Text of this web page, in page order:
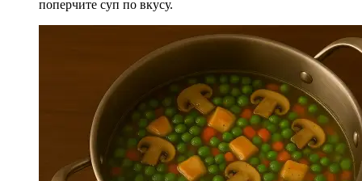
поперчите суп по вкусу.